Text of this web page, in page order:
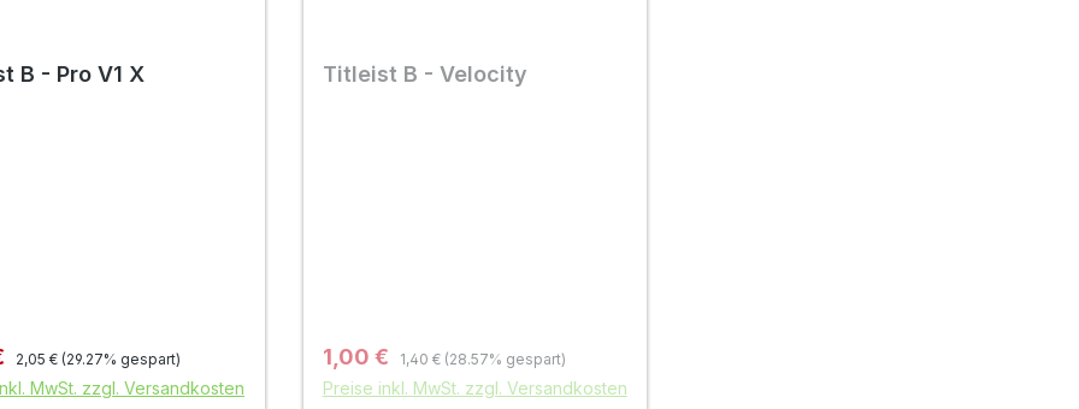
B - Pro V1 X
Regulärer Preis:
2,05 € (29.27% gespart)
MwSt. zzgl. Versandkosten
Titleist B - Velocity
Verkaufspreis:
1,00 € Regulärer Preis:
1,40 € (28.57% gespart)
Preise inkl. MwSt. zzgl. Versandkosten